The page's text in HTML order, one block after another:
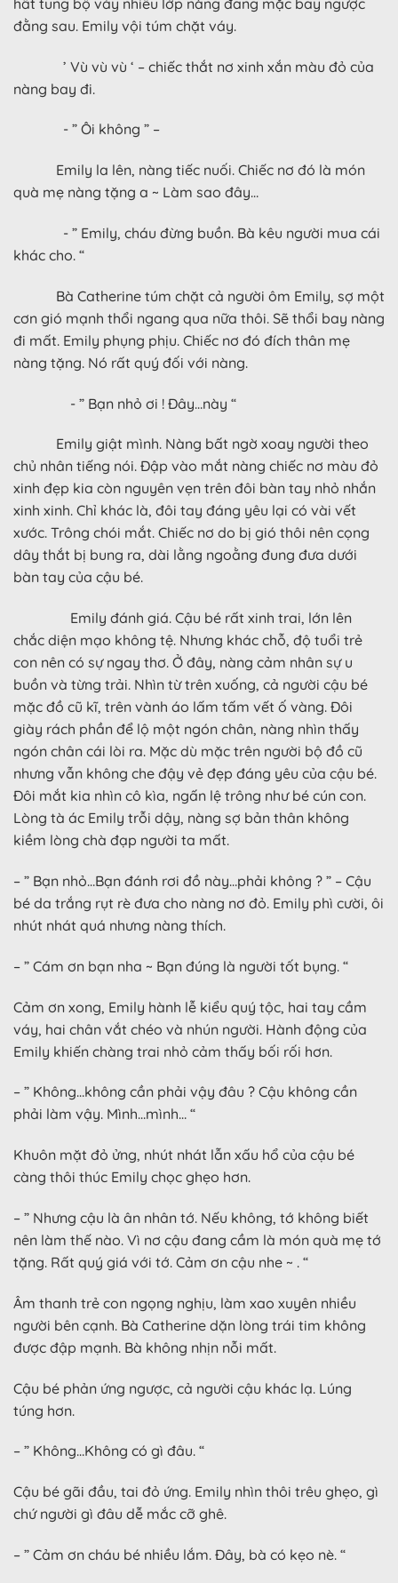
đằng sau. Emily vội túm chặt váy.
’ Vù vù vù ‘ – chiếc thắt nơ xinh xắn màu đỏ của
nàng bay đi.
- ” Ôi không ” –
Emily la lên, nàng tiếc nuối. Chiếc nơ đó là món
quà mẹ nàng tặng a ~ Làm sao đây…
- ” Emily, cháu đừng buồn. Bà kêu người mua cái
khác cho. “
Bà Catherine túm chặt cả người ôm Emily, sợ một
cơn gió mạnh thổi ngang qua nữa thôi. Sẽ thổi bay nàng
đi mất. Emily phụng phịu. Chiếc nơ đó đích thân mẹ
nàng tặng. Nó rất quý đối với nàng.
- ” Bạn nhỏ ơi ! Đây…này “
Emily giật mình. Nàng bất ngờ xoay người theo
chủ nhân tiếng nói. Đập vào mắt nàng chiếc nơ màu đỏ
xinh đẹp kia còn nguyên vẹn trên đôi bàn tay nhỏ nhắn
xinh xinh. Chỉ khác là, đôi tay đáng yêu lại có vài vết
xước. Trông chói mắt. Chiếc nơ do bị gió thôi nên cọng
dây thắt bị bung ra, dài lằng ngoằng đung đưa dưới
bàn tay của cậu bé.
Emily đánh giá. Cậu bé rất xinh trai, lớn lên
chắc diện mạo không tệ. Nhưng khác chỗ, độ tuổi trẻ
con nên có sự ngay thơ. Ở đây, nàng cảm nhân sự u
buồn và từng trải. Nhìn từ trên xuống, cả người cậu bé
mặc đồ cũ kĩ, trên vành áo lấm tấm vết ố vàng. Đôi
giày rách phần để lộ một ngón chân, nàng nhìn thấy
ngón chân cái lòi ra. Mặc dù mặc trên người bộ đồ cũ
nhưng vẫn không che đậy vẻ đẹp đáng yêu của cậu bé.
Đôi mắt kia nhìn cô kìa, ngấn lệ trông như bé cún con.
Lòng tà ác Emily trỗi dậy, nàng sợ bản thân không
kiềm lòng chà đạp người ta mất.
– ” Bạn nhỏ…Bạn đánh rơi đồ này…phải không ? ” – Cậu
bé da trắng rụt rè đưa cho nàng nơ đỏ. Emily phì cười, ôi
nhút nhát quá nhưng nàng thích.
– ” Cám ơn bạn nha ~ Bạn đúng là người tốt bụng. “
Cảm ơn xong, Emily hành lễ kiểu quý tộc, hai tay cầm
váy, hai chân vắt chéo và nhún người. Hành động của
Emily khiến chàng trai nhỏ cảm thấy bối rối hơn.
– ” Không…không cần phải vậy đâu ? Cậu không cần
phải làm vậy. Mình…mình… “
Khuôn mặt đỏ ửng, nhút nhát lẫn xấu hổ của cậu bé
càng thôi thúc Emily chọc ghẹo hơn.
– ” Nhưng cậu là ân nhân tớ. Nếu không, tớ không biết
nên làm thế nào. Vì nơ cậu đang cầm là món quà mẹ tớ
tặng. Rất quý giá với tớ. Cảm ơn cậu nhe ~ . “
Âm thanh trẻ con ngọng nghịu, làm xao xuyên nhiều
người bên cạnh. Bà Catherine dặn lòng trái tim không
được đập mạnh. Bà không nhịn nỗi mất.
Cậu bé phản ứng ngược, cả người cậu khác lạ. Lúng
túng hơn.
– ” Không…Không có gì đâu. “
Cậu bé gãi đầu, tai đỏ ứng. Emily nhìn thôi trêu ghẹo, gì
chứ người gì đâu dễ mắc cỡ ghê.
– ” Cảm ơn cháu bé nhiều lắm. Đây, bà có kẹo nè. “